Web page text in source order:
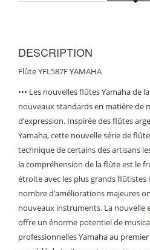
DESCRIPTION
Flûte YFL587F YAMAHA
••• Les nouvelles flûtes Yamaha de
nouveaux standards en matière de
d’expression. Inspirée des flûtes
Yamaha, cette nouvelle série de
technique de certains des artisans
la compréhension de la flûte est le
étroite avec les plus grands
nombre d’améliorations majeures
nouveaux instruments. La nouvelle
offre un énorme potentiel de
professionnelles Yamaha au